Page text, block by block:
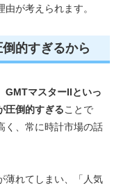
が考えられます。
的すぎるから
GMTマスターIIといっ
圧倒的すぎることで
く、常に時計市場の話
薄れてしまい、「人気